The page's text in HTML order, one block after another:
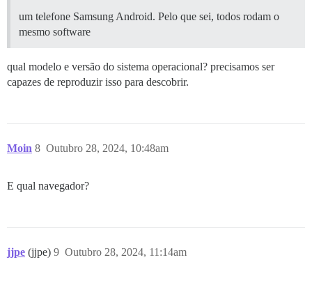
um telefone Samsung Android. Pelo que sei, todos rodam o
mesmo software
qual modelo e versão do sistema operacional? precisamos ser
capazes de reproduzir isso para descobrir.
Moin Outubro 28, 2024, 10:48am
8
E qual navegador?
jjpe (jjpe) Outubro 28, 2024, 11:14am
9